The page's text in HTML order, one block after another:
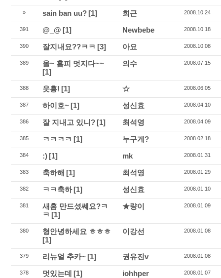
» sain ban uu? [1] 희근 2008.10.24
391 @_@ [1] Newbebe 2008.10.18
390 잘지내요??ㅋㅋ [3] 아요 2008.10.08
389
올~ 홈피 멋지다~~
[1]
의수 2008.07.15
388 읏흥! [1] ☆ 2008.06.05
387 하이호~ [1] 성신효 2008.04.10
386 잘 지내고 있니? [1] 최석영 2008.04.09
385 ㅋㅋㅋㅋ [1] 누구게? 2008.02.18
384 :) [1] mk 2008.01.31
383 축하해 [1] 최석영 2008.01.29
382 ㅋㅋ축하[1] 성신효 2008.01.10
381
새홈 만드셨쎼요?ㅋ
ㅋ [1]
★량이 2008.01.09
380
형안녕하세요 ㅎㅎㅎ
[1]
이강선 2008.01.08
379 리뉴얼 추카~ [1] 권유진v 2008.01.08
378 멋있는데 [1] iohhper 2008.01.07